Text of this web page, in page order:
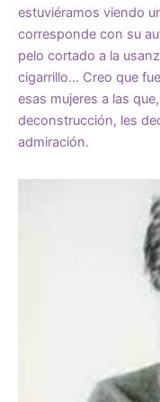
estuviéramos viendo
corresponde con su
pelo cortado a la
cigarrillo… Creo que
esas mujeres a las
deconstrucción, les
admiración.